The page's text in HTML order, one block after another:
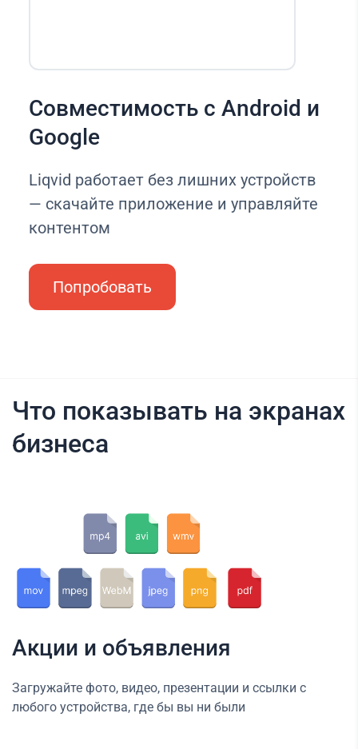
Совместимость с Android и
Google
Liqvid работает без лишних устройств
— скачайте приложение и управляйте
контентом
Попробовать
Что показывать на экранах
бизнеса
Акции и объявления
Загружайте фото, видео, презентации и ссылки с
любого устройства, где бы вы ни были